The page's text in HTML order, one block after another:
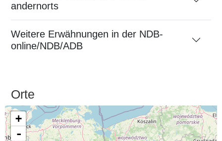
andernorts
Weitere Erwähnungen in der NDB-
online/NDB/ADB
Orte
+
-